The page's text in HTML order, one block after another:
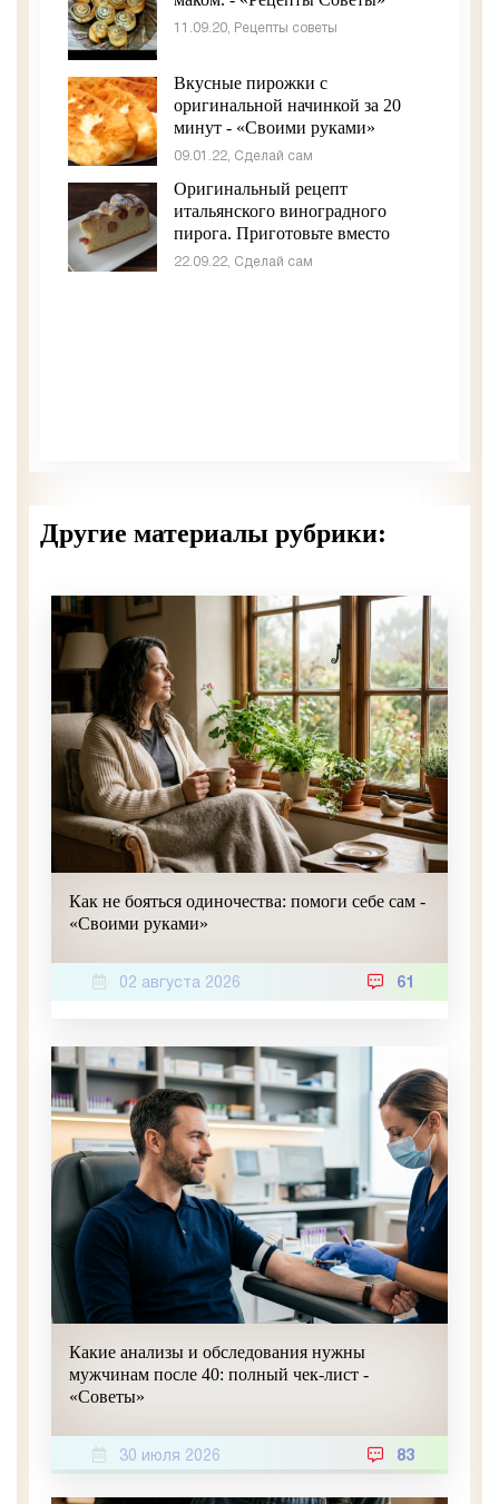
11.09.20, Рецепты советы
Вкусные пирожки с
оригинальной начинкой за 20
минут - «Своими руками»
09.01.22, Сделай сам
Оригинальный рецепт
итальянского виноградного
пирога. Приготовьте вместо
привычной шарлотки - «Своими
22.09.22, Сделай сам
Другие материалы рубрики:
Как не бояться одиночества: помоги себе сам -
«Своими руками»
02 августа 2026 61
Какие анализы и обследования нужны
мужчинам после 40: полный чек-лист -
«Советы»
30 июля 2026 83